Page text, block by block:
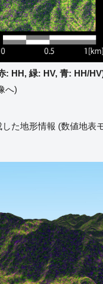
: HH, 緑: HV, 青: HH/
へ)
た地形情報 (数値地表